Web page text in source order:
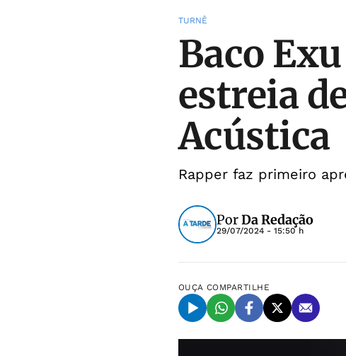
TURNÊ
Baco
estreia
Acústica
Rapper faz primeiro
PorDa Redação
29/07/2024 - 15:50 h
OUÇA COMPARTILHE